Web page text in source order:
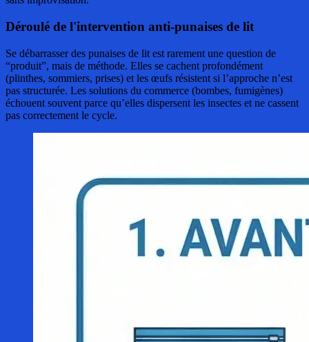
Déroulé de l'intervention anti-punaises de lit
Se débarrasser des punaises de lit est rarement une question de
“produit”, mais de méthode. Elles se cachent profondément
(plinthes, sommiers, prises) et les œufs résistent si l’approche n’est
pas structurée. Les solutions du commerce (bombes, fumigènes)
échouent souvent parce qu’elles dispersent les insectes et ne cassent
pas correctement le cycle.